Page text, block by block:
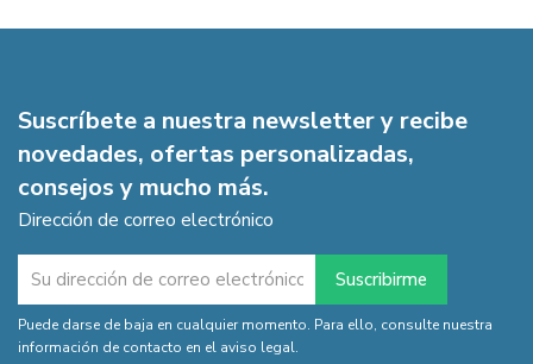
Suscríbete a nuestra newsletter y recibe
novedades, ofertas personalizadas,
consejos y mucho más.
Dirección de correo electrónico
Puede darse de baja en cualquier momento. Para ello, consulte nuestra
información de contacto en el aviso legal.